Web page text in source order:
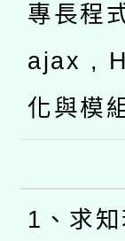
專長程
ajax ,
化與模
1、求